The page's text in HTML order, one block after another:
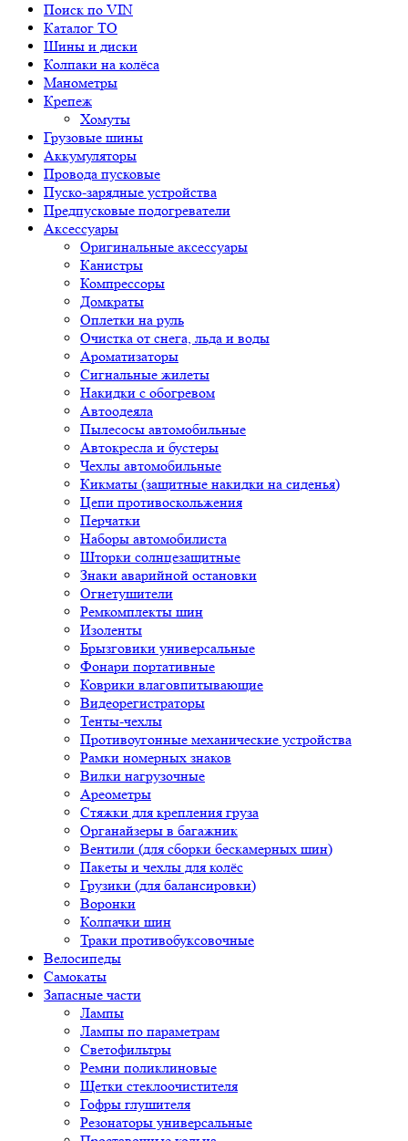
Поиск по VIN
Каталог ТО
Шины и диски
Колпаки на колёса
Манометры
Крепеж
Хомуты
Грузовые шины
Аккумуляторы
Провода пусковые
Пуско-зарядные устройства
Предпусковые подогреватели
Аксессуары
Оригинальные аксессуары
Канистры
Компрессоры
Домкраты
Оплетки на руль
Очистка от снега, льда и воды
Ароматизаторы
Сигнальные жилеты
Накидки с обогревом
Автоодеяла
Пылесосы автомобильные
Автокресла и бустеры
Чехлы автомобильные
Кикматы (защитные накидки на сиденья)
Цепи противоскольжения
Перчатки
Наборы автомобилиста
Шторки солнцезащитные
Знаки аварийной остановки
Огнетушители
Ремкомплекты шин
Изоленты
Брызговики универсальные
Фонари портативные
Коврики влаговпитывающие
Видеорегистраторы
Тенты-чехлы
Противоугонные механические устройства
Рамки номерных знаков
Вилки нагрузочные
Ареометры
Стяжки для крепления груза
Органайзеры в багажник
Вентили (для сборки бескамерных шин)
Пакеты и чехлы для колёс
Грузики (для балансировки)
Воронки
Колпачки шин
Траки противобуксовочные
Велосипеды
Самокаты
Запасные части
Лампы
Лампы по параметрам
Светофильтры
Ремни поликлиновые
Щетки стеклоочистителя
Гофры глушителя
Резонаторы универсальные